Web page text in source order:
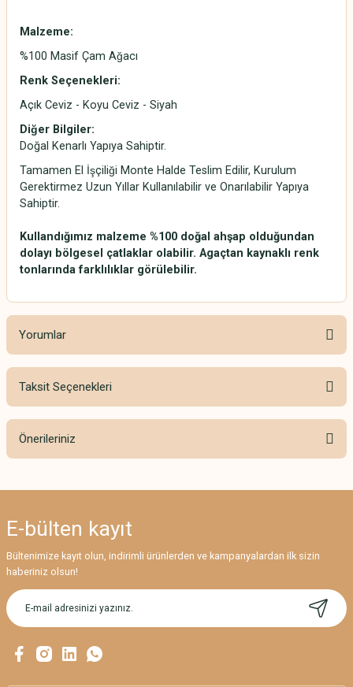
Malzeme:
%100 Masif Çam Ağacı
Renk Seçenekleri:
Açık Ceviz - Koyu Ceviz - Siyah
Diğer Bilgiler:
Doğal Kenarlı Yapıya Sahiptir.
Tamamen El İşçiliği Monte Halde Teslim Edilir, Kurulum
Gerektirmez Uzun Yıllar Kullanılabilir ve Onarılabilir Yapıya
Sahiptir.
Kullandığımız malzeme %100 doğal ahşap olduğundan
dolayı bölgesel çatlaklar olabilir. Agaçtan kaynaklı renk
tonlarında farklılıklar görülebilir.
Yorumlar
Bu ürüne ilk yorumu siz yapın!
Taksit Seçenekleri
Önerileriniz
Görüş ve önerileriniz için teşekkür ederiz.
Ürün resmi kalitesiz, bozuk veya görüntülenemiyor.
Ürün açıklamasında eksik bilgiler bulunuyor.
Ürün bilgilerinde hatalar bulunuyor.
Bu ürüne benzer farklı alternatifler olmalı.
E-bülten kayıt
Bültenimize kayıt olun, indirimli ürünlerden ve kampanyalardan ilk sizin
haberiniz olsun!